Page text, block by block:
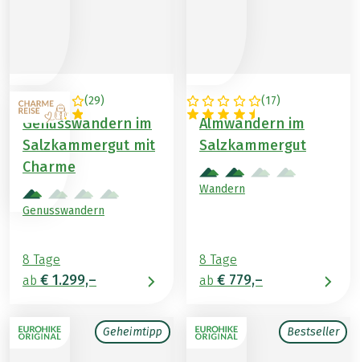
(29)
ÖSTERREICH
Genusswandern im
Salzkammergut mit
Charme
Genusswandern
8 Tage
ab € 1.299,–
(17)
ÖSTERREICH
Almwandern im
Salzkammergut
Wandern
8 Tage
ab € 779,–
Geheimtipp Bestseller